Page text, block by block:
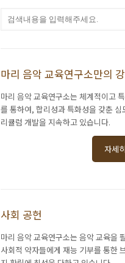
마리 음악 교육연구소만의
마리 음악 교육연구소는 체계적이고
를 통하여, 합리성과 특화성을 갖춘 심
리큘럼 개발을 지속하고 있습니다.
자세
사회 공헌
마리 음악 교육연구소는 음악 교육을
사회적 약자들에게 재능 기부를 통한